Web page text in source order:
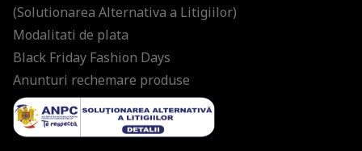
(Solutionarea Alternativa a Litigiilor)
Modalitati de plata
Black Friday Fashion Days
Anunturi rechemare produse